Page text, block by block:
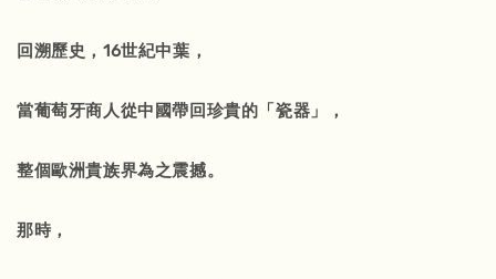
回溯歷史，16世紀中葉，
當葡萄牙商人從中國帶回珍貴的「瓷器」，
整個歐洲貴族界為之震撼。
那時，